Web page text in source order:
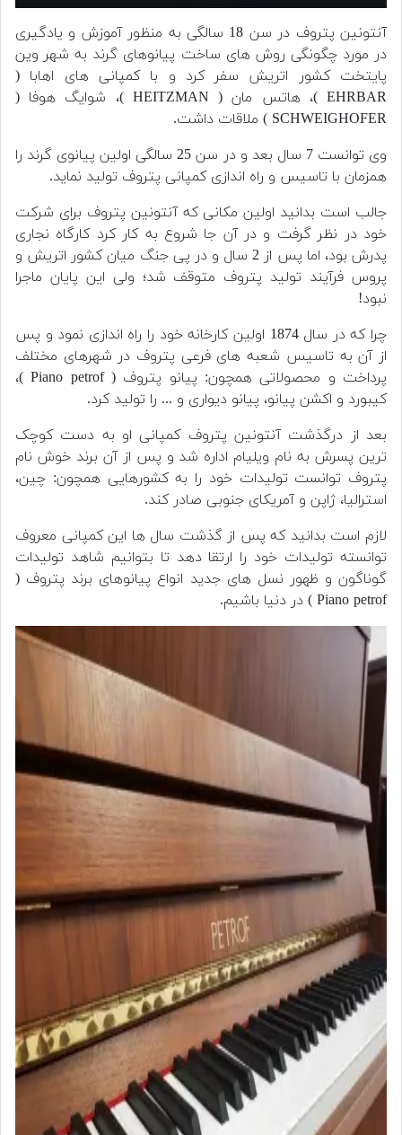
آنتونین پتروف در سن 18 سالگی به منظور آموزش و یادگیری
در مورد چگونگی روش های ساخت پیانوهای گرند به شهر وین
پایتخت کشور اتریش سفر کرد و با کمپانی های اهابا (
EHRBAR )، هاتس مان ( HEITZMAN )، شوایگ هوفا (
SCHWEIGHOFER ) ملاقات داشت.
وی توانست 7 سال بعد و در سن 25 سالگی اولین پیانوی گرند را
همزمان با تاسیس و راه اندازی کمپانی پتروف تولید نماید.
جالب است بدانید اولین مکانی که آنتونین پتروف برای شرکت
خود در نظر گرفت و در آن جا شروع به کار کرد کارگاه نجاری
پدرش بود، اما پس از 2 سال و در پی جنگ میان کشور اتریش و
پروس فرآیند تولید پتروف متوقف شد؛ ولی این پایان ماجرا
نبود!
چرا که در سال 1874 اولین کارخانه خود را راه اندازی نمود و پس
از آن به تاسیس شعبه های فرعی پتروف در شهرهای مختلف
پرداخت و محصولاتی همچون: پیانو پتروف ( Piano petrof )،
کیبورد و اکشن پیانو، پیانو دیواری و ... را تولید کرد.
بعد از درگذشت آنتونین پتروف کمپانی او به دست کوچک
ترین پسرش به نام ویلیام اداره شد و پس از آن برند خوش نام
پتروف توانست تولیدات خود را به کشورهایی همچون: چین،
استرالیا، ژاپن و آمریکای جنوبی صادر کند.
لازم است بدانید که پس از گذشت سال ها این کمپانی معروف
توانسته تولیدات خود را ارتقا دهد تا بتوانیم شاهد تولیدات
گوناگون و ظهور نسل های جدید انواع پیانوهای برند پتروف (
Piano petrof ) در دنیا باشیم.